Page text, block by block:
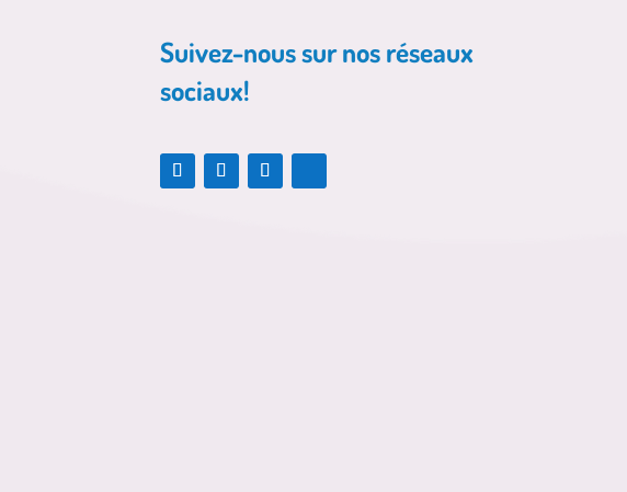
Suivez-nous sur nos réseaux
sociaux!